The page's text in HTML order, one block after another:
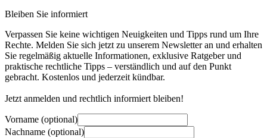
Bleiben Sie informiert
Verpassen Sie keine wichtigen Neuigkeiten und Tipps rund um Ihre
Rechte. Melden Sie sich jetzt zu unserem Newsletter an und erhalten
Sie regelmäßig aktuelle Informationen, exklusive Ratgeber und
praktische rechtliche Tipps – verständlich und auf den Punkt
gebracht. Kostenlos und jederzeit kündbar.
Jetzt anmelden und rechtlich informiert bleiben!
Vorname (optional)
Nachname (optional)